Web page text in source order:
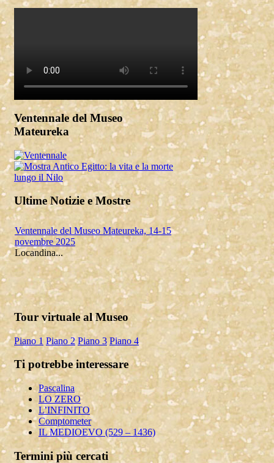
Ventennale del Museo
Mateureka
Ultime Notizie e Mostre
Ventennale del Museo Mateureka, 14-15
novembre 2025
Locandina...
Mateureka: Il museo di Pennabilli
riconosciuto fra i cinque più autorevoli in
Europa
Il Museo Mateureka è stato riconosciuto
dalla rivista UMI (Unione Matematici
Italiani) tra i cinque più autorevol...
Articolo RiminiIn
Articolo RiminiIn...
Articolo Geronimo maggio 2025
Articolo Geronimo, maggio 2025...
Tour virtuale al Museo
Piano 1 Piano 2 Piano 3 Piano 4
Ti potrebbe interessare
Pascalina
LO ZERO
L’INFINITO
Comptometer
IL MEDIOEVO (529 – 1436)
Termini più cercati